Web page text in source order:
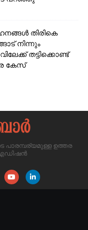
തിരികെ
നിന്നും
തട്ടിക്കൊണ്ട്
കേസ്
പാരമ്പര്യമുള്ള ഉത്തര